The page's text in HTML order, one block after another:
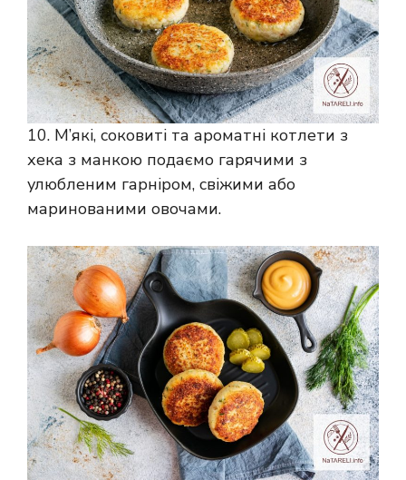
10. М’які, соковиті та ароматні котлети з
хека з манкою подаємо гарячими з
улюбленим гарніром, свіжими або
маринованими овочами.